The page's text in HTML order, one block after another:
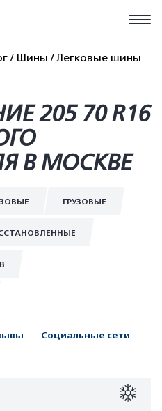
Шины Легковые шины
205 70 R16
В МОСКВЕ
ГРУЗОВЫЕ
Социальные сети